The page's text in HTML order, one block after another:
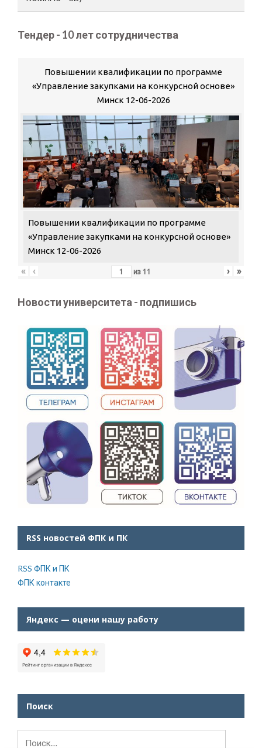
Тендер - 10 лет сотрудничества
Повышении квалификации по программе
«Управление закупками на конкурсной основе»
Минск 12-06-2026
Повышении квалификации по программе
«Управление закупками на конкурсной основе»
Минск 12-06-2026
« ‹ из 11 › »
Новости университета - подпишись
RSS новостей ФПК и ПК
RSS ФПК и ПК
ФПК контакте
Яндекс — оцени нашу работу
Поиск